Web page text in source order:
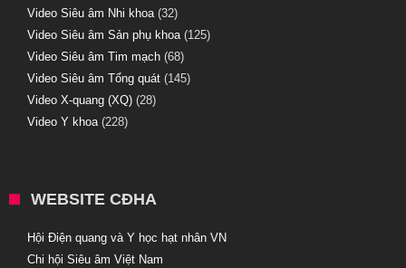
Video Siêu âm Nhi khoa(32)
Video Siêu âm Sản phụ khoa(125)
Video Siêu âm Tim mạch (68)
Video Siêu âm Tổng quát (145)
Video X-quang (XQ) (28)
Video Y khoa(228)
WEBSITE CĐHA
Hội Điện quang và Y học hạt nhân VN
Chi hội Siêu âm Việt Nam